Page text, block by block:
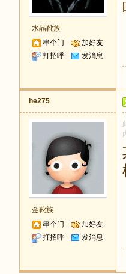
水晶靴族
串个门
加好友
打招呼
发消息
he275
金靴族
串个门
加好友
打招呼
发消息